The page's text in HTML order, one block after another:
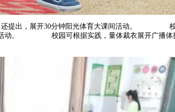
提出，展开30分钟阳光体育大课间活动。 校
活动。 校园可根据实践，量体裁衣展开广播体操